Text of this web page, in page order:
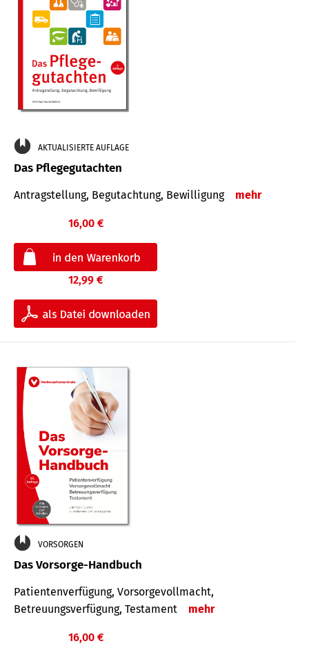
AKTUALISIERTE AUFLAGE
Das Pflegegutachten
Antragstellung, Begutachtung, Bewilligung mehr
16,00 €
12,99 €
VORSORGEN
Das Vorsorge-Handbuch
Patientenverfügung, Vorsorgevollmacht,
Betreuungsverfügung, Testament
mehr
16,00 €